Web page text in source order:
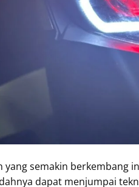
yang semakin berkembang
dapat menjumpai